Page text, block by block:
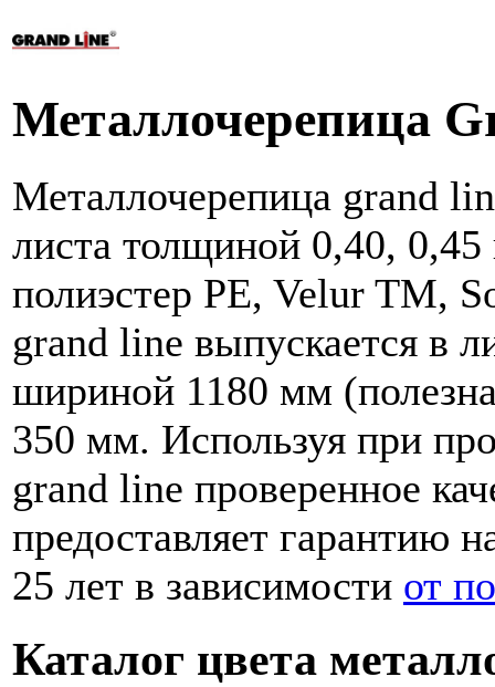
Металлочерепица
Металлочерепица grand
листа толщиной 0,40,
полиэстер PE, Velur TM,
grand line выпускается в
шириной 1180 мм
350 мм. Используя при
grand line проверенное
предоставляет гарантию
25 лет в зависимости от
Каталог цвета